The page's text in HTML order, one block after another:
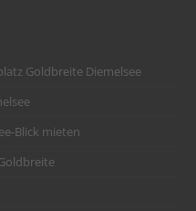
Goldbreite Diemelsee
Blick mieten